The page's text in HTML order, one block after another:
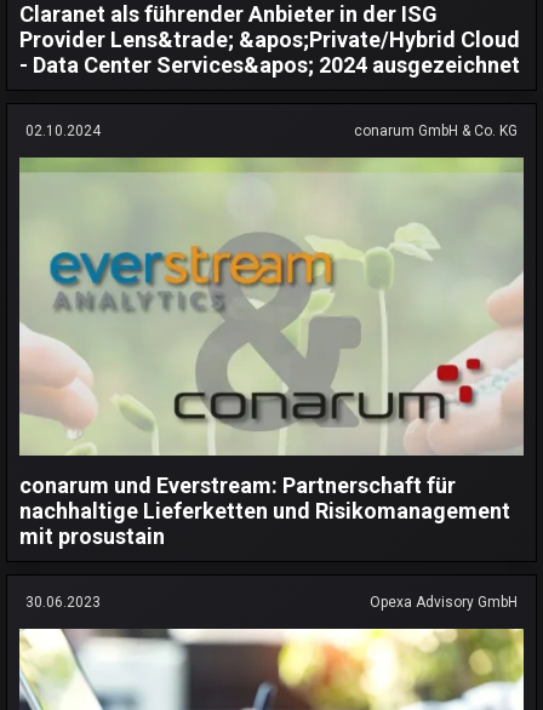
Claranet als führender Anbieter in der ISG
Provider Lens&trade; &apos;Private/Hybrid Cloud
- Data Center Services&apos; 2024 ausgezeichnet
02.10.2024 conarum GmbH & Co. KG
conarum und Everstream: Partnerschaft für
nachhaltige Lieferketten und Risikomanagement
mit prosustain
30.06.2023 Opexa Advisory GmbH